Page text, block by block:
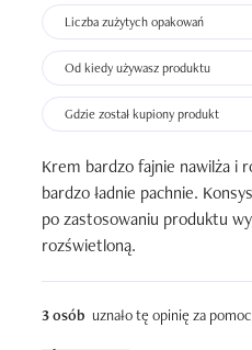
zadowolonych
dużo próbek przez ponad
było to bardzo korzystne
którego już raczej nie
Liczba zużytych opakowań
Od kiedy używasz produktu
Gdzie został kupiony produkt
Krem bardzo fajnie nawilża i
bardzo ładnie pachnie.
po zastosowaniu produktu
rozświetloną.
3 osób uznało tę opinię za